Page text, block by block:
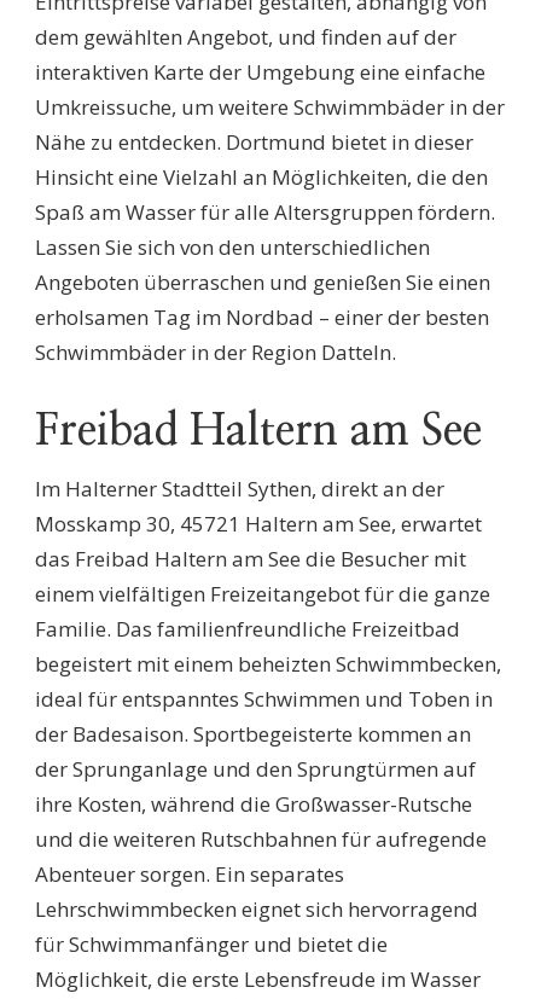
dem gewählten Angebot, und finden auf der
interaktiven Karte der Umgebung eine einfache
Umkreissuche, um weitere Schwimmbäder in der
Nähe zu entdecken. Dortmund bietet in dieser
Hinsicht eine Vielzahl an Möglichkeiten, die den
Spaß am Wasser für alle Altersgruppen fördern.
Lassen Sie sich von den unterschiedlichen
Angeboten überraschen und genießen Sie einen
erholsamen Tag im Nordbad – einer der besten
Schwimmbäder in der Region Datteln.
Freibad Haltern am See
Im Halterner Stadtteil Sythen, direkt an der
Mosskamp 30, 45721 Haltern am See, erwartet
das Freibad Haltern am See die Besucher mit
einem vielfältigen Freizeitangebot für die ganze
Familie. Das familienfreundliche Freizeitbad
begeistert mit einem beheizten Schwimmbecken,
ideal für entspanntes Schwimmen und Toben in
der Badesaison. Sportbegeisterte kommen an
der Sprunganlage und den Sprungtürmen auf
ihre Kosten, während die Großwasser-Rutsche
und die weiteren Rutschbahnen für aufregende
Abenteuer sorgen. Ein separates
Lehrschwimmbecken eignet sich hervorragend
für Schwimmanfänger und bietet die
Möglichkeit, die erste Lebensfreude im Wasser